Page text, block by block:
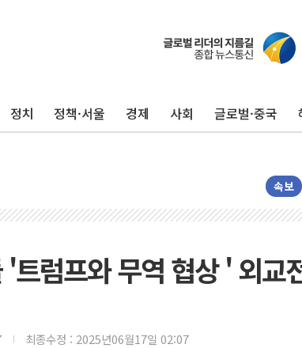
정치 정책·서울 경제 사회 글로벌·중국
속보
트럼프와 무역 협상 ' 외교
최종수정 : 2025년06월17일 02:07